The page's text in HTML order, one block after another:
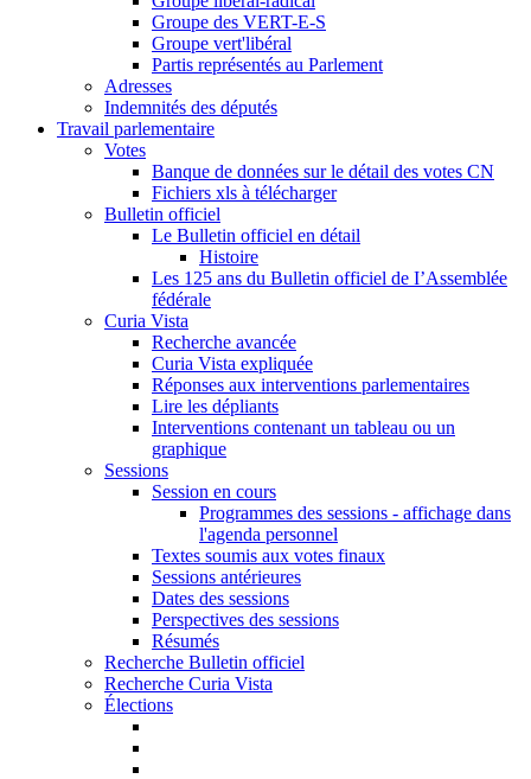
Groupe des VERT-E-S
Groupe vert'libéral
Partis représentés au Parlement
Adresses
Indemnités des députés
Travail parlementaire
Votes
Banque de données sur le détail des votes CN
Fichiers xls à télécharger
Bulletin officiel
Le Bulletin officiel en détail
Histoire
Les 125 ans du Bulletin officiel de I’Assemblée
fédérale
Curia Vista
Recherche avancée
Curia Vista expliquée
Réponses aux interventions parlementaires
Lire les dépliants
Interventions contenant un tableau ou un
graphique
Sessions
Session en cours
Programmes des sessions - affichage dans
l'agenda personnel
Textes soumis aux votes finaux
Sessions antérieures
Dates des sessions
Perspectives des sessions
Résumés
Recherche Bulletin officiel
Recherche Curia Vista
Élections